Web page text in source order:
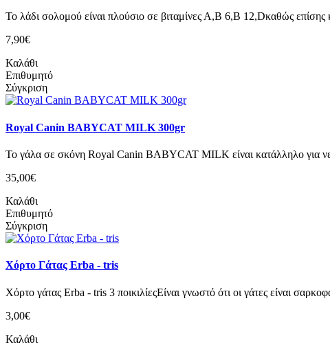
Το λάδι σολομού είναι πλούσιο σε βιταμίνες Α,Β 6,Β 12,Dκαθώς επίσης
7,90€
Καλάθι
Επιθυμητό
Σύγκριση
Royal Canin BABYCAT MILK 300gr
Το γάλα σε σκόνη Royal Canin BABYCAT MILK είναι κατάλληλο για
35,00€
Καλάθι
Επιθυμητό
Σύγκριση
Χόρτο Γάτας Erba - tris
Χόρτο γάτας Erba - tris 3 ποικιλίεςΕίναι γνωστό ότι οι γάτες είναι
3,00€
Καλάθι